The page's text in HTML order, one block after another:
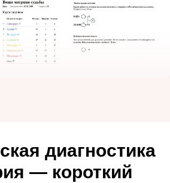
диагностика
— короткий